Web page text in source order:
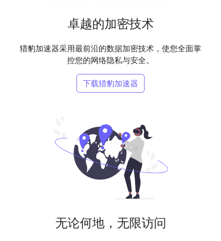
卓越的加密技术
猎豹加速器采用最前沿的数据加密技术，使您全面掌
控您的网络隐私与安全。
下载猎豹加速器
无论何地，无限访问